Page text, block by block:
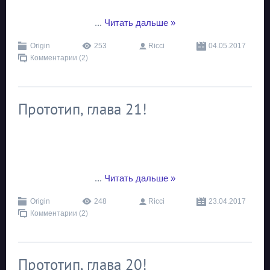
... Читать дальше »
Origin 253 Ricci
04.05.2017
Комментарии (2)
Прототип, глава 21!
... Читать дальше »
Origin 248 Ricci
23.04.2017
Комментарии (2)
Прототип, глава 20!